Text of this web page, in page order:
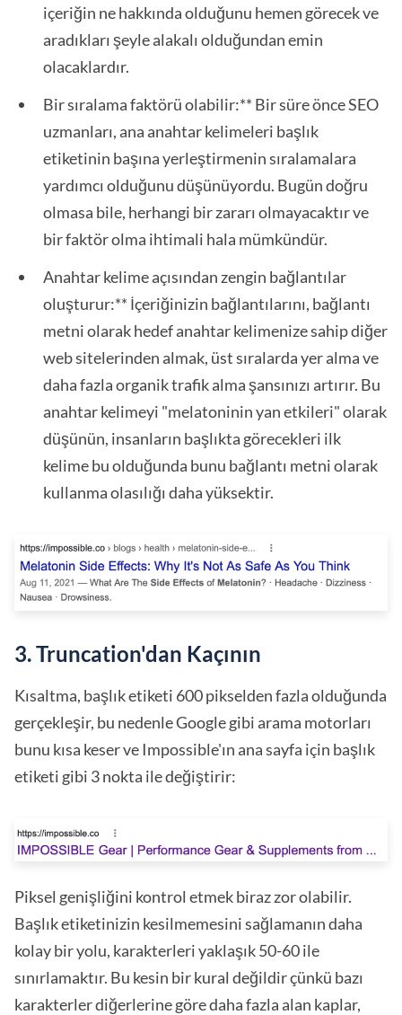
içeriğin ne hakkında olduğunu hemen görecek ve
aradıkları şeyle alakalı olduğundan emin
olacaklardır.
Bir sıralama faktörü olabilir:** Bir süre önce SEO
uzmanları, ana anahtar kelimeleri başlık
etiketinin başına yerleştirmenin sıralamalara
yardımcı olduğunu düşünüyordu. Bugün doğru
olmasa bile, herhangi bir zararı olmayacaktır ve
bir faktör olma ihtimali hala mümkündür.
Anahtar kelime açısından zengin bağlantılar
oluşturur:** İçeriğinizin bağlantılarını, bağlantı
metni olarak hedef anahtar kelimenize sahip diğer
web sitelerinden almak, üst sıralarda yer alma ve
daha fazla organik trafik alma şansınızı artırır. Bu
anahtar kelimeyi "melatoninin yan etkileri" olarak
düşünün, insanların başlıkta görecekleri ilk
kelime bu olduğunda bunu bağlantı metni olarak
kullanma olasılığı daha yüksektir.
3. Truncation'dan Kaçının
Kısaltma, başlık etiketi 600 pikselden fazla olduğunda
gerçekleşir, bu nedenle Google gibi arama motorları
bunu kısa keser ve Impossible'ın ana sayfa için başlık
etiketi gibi 3 nokta ile değiştirir:
Piksel genişliğini kontrol etmek biraz zor olabilir.
Başlık etiketinizin kesilmemesini sağlamanın daha
kolay bir yolu, karakterleri yaklaşık 50-60 ile
sınırlamaktır. Bu kesin bir kural değildir çünkü bazı
karakterler diğerlerine göre daha fazla alan kaplar,